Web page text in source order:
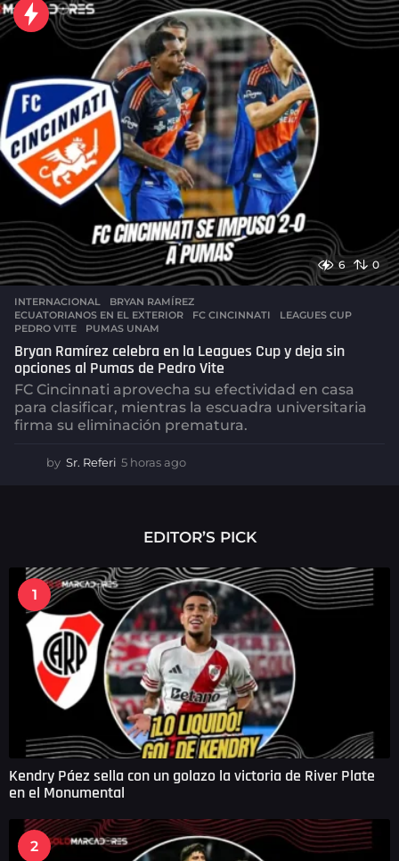
a
s
a
g
o
6 0
INTERNACIONAL BRYAN RAMÍREZ
ECUATORIANOS EN EL EXTERIOR
,FC CINCINNATI ,LEAGUES CUP
PEDRO VITE
,PUMAS UNAM
Bryan Ramírez celebra en la Leagues Cup y deja sin
opciones al Pumas de Pedro Vite
FC Cincinnati aprovecha su efectividad en casa
para clasificar, mientras la escuadra universitaria
firma su eliminación prematura.
by Sr. Referi 5 horas ago
a
s
g
o
EDITOR’S PICK
1
Kendry Páez sella con un golazo la victoria de River Plate
en el Monumental
2